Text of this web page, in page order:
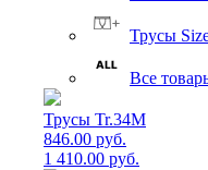
Трусы
Все
Трусы Tr.34M
846.00 руб.
1 410.00 руб.